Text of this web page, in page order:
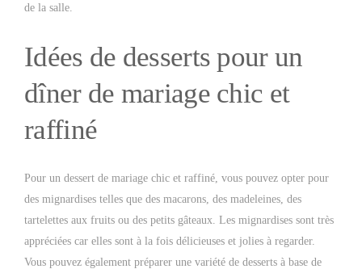
de la salle.
Idées de desserts pour un
dîner de mariage chic et
raffiné
Pour un dessert de mariage chic et raffiné, vous pouvez opter pour
des mignardises telles que des macarons, des madeleines, des
tartelettes aux fruits ou des petits gâteaux. Les mignardises sont très
appréciées car elles sont à la fois délicieuses et jolies à regarder.
Vous pouvez également préparer une variété de desserts à base de